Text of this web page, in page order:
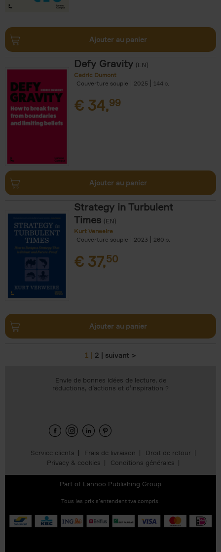
Ajouter au panier
Defy Gravity (EN)
Cedric Dumont
Couverture souple
2025 144
€ 34,99
Ajouter au panier
Strategy in Turbulent
Times (EN)
Kurt Verweire
Couverture souple
2023 260
€ 37,50
Ajouter au panier
1 2 suivant >
Service clients Frais de livraison
Droit de retour
Privacy & cookies
Conditions générales
Envie de bonnes idées de lecture, de
réductions, d’actions et d’inspiration ?
Part of Lannoo Publishing Group
Tous les prix s’entendent tva compris.